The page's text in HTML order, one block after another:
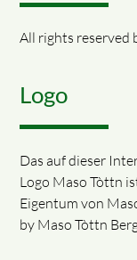
All rights reserved
Logo
Das auf dieser
Logo Maso Tòttn
Eigentum von
by Maso Tòttn